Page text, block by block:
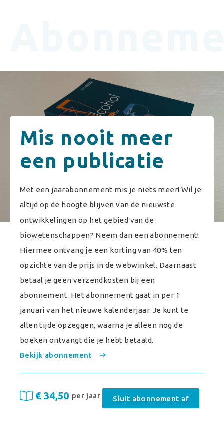
Mis nooit meer
een publicatie
Met een jaarabonnement mis je niets meer! Wil je
altijd op de hoogte blijven van de nieuwste
ontwikkelingen op het gebied van de
biowetenschappen? Neem dan een abonnement!
Hiermee ontvang je een korting van 40% ten
opzichte van de prijs in de webwinkel. Daarnaast
betaal je geen verzendkosten bij een
abonnement. Het abonnement gaat in per 1
januari van het nieuwe kalenderjaar. Je kunt te
allen tijde opzeggen, waarna je alleen nog de
boeken ontvangt die je hebt betaald.
Bekijk abonnement
€ 34,50 per jaar Sluit abonnement af